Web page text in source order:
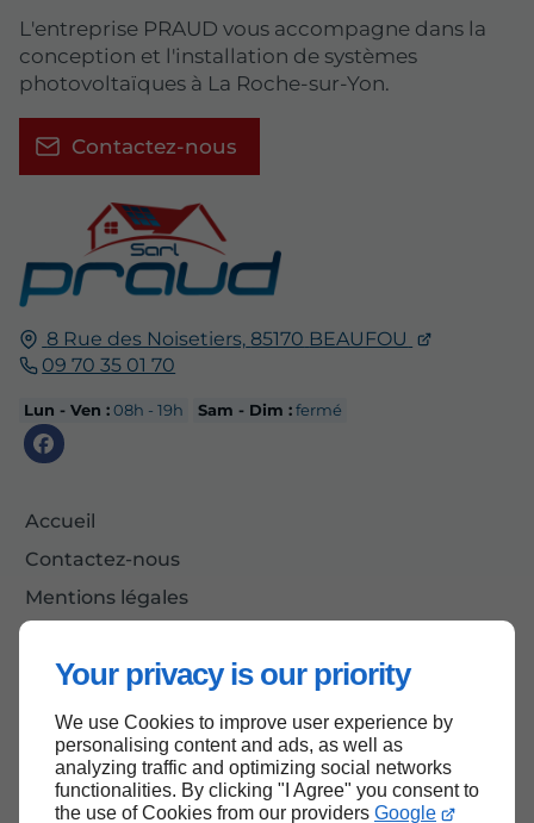
Your privacy is our priority
We use Cookies to improve user experience by
personalising content and ads, as well as
analyzing traffic and optimizing social networks
functionalities. By clicking "I Agree" you consent to
the use of Cookies from our providers Google
8 Rue des Noisetiers, 85170 BEAUFOU
09 70 35 01 70
Lun - Ven :08h - 19h Sam - Dim :fermé
Accueil
Contactez-nous
Mentions légales
L'entreprise PRAUD vous accompagne dans la
conception et l'installation de systèmes
photovoltaïques à La Roche-sur-Yon.
Contactez-nous
Haut de page